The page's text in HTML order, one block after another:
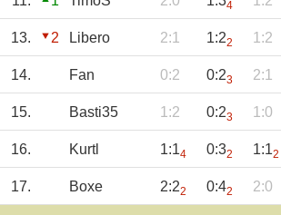
4
13. 2 Libero 2:1 1:22 1:2
14. Fan 0:2 0:23 2:1
15. Basti35 1:2 0:23 1:0
16. Kurtl 1:14 0:32 1:12
17. Boxe 2:22 0:42 2:0